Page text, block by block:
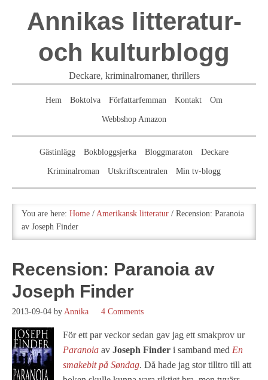
Annikas litteratur-
och kulturblogg
Deckare, kriminalromaner, thrillers
Hem Boktolva Författarfemman Kontakt Om
Webbshop Amazon
Gästinlägg Bokbloggsjerka Bloggmaraton Deckare
Kriminalroman Utskriftscentralen Min tv-blogg
You are here: Home / Amerikansk litteratur / Recension: Paranoia
av Joseph Finder
Recension: Paranoia av
Joseph Finder
2013-09-04 by Annika 4 Comments
För ett par veckor sedan gav jag ett smakprov ur
Paranoia av Joseph Finder i samband med En
smakebit på Søndag. Då hade jag stor tilltro till att